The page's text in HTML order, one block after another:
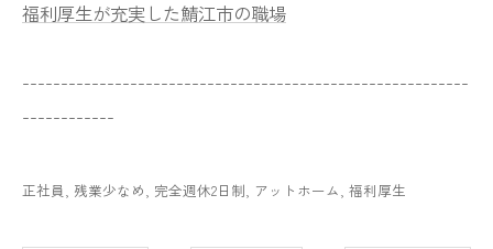
福利厚生が充実した鯖江市の職場
----------------------------------------------------------
------------
正社員 残業少なめ 完全週休2日制 アットホーム 福利厚生